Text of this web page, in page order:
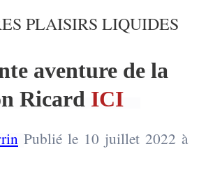
PLAISIRS LIQUIDES
aventure de la
Ricard ICI
Publié le 10 juillet 2022 à